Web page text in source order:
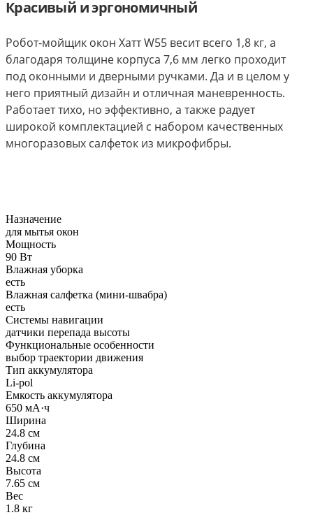
Красивый и эргономичный
Робот-мойщик окон Хатт W55 весит всего 1,8 кг, а
благодаря толщине корпуса 7,6 мм легко проходит
под оконными и дверными ручками. Да и в целом у
него приятный дизайн и отличная маневренность.
Работает тихо, но эффективно, а также радует
широкой комплектацией с набором качественных
многоразовых салфеток из микрофибры.
Назначение
для мытья окон
Мощность
90 Вт
Влажная уборка
есть
Влажная салфетка (мини-швабра)
есть
Системы навигации
датчики перепада высоты
Функциональные особенности
выбор траектории движения
Тип аккумулятора
Li-pol
Емкость аккумулятора
650 мА·ч
Ширина
24.8 см
Глубина
24.8 см
Высота
7.65 см
Вес
1.8 кг